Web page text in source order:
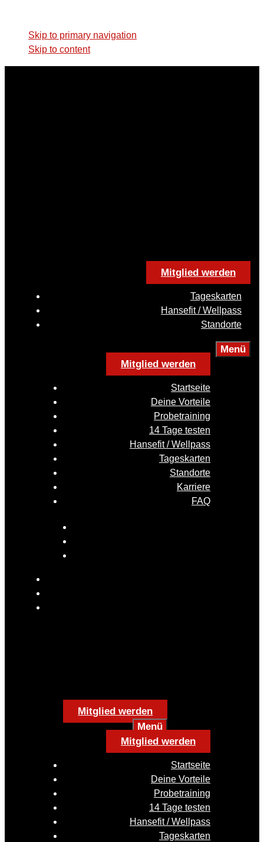
Skip to primary navigation
Skip to content
Mitglied werden
Tageskarten
Hansefit / Wellpass
Standorte
Menü
Mitglied werden
Startseite
Deine Vorteile
Probetraining
14 Tage testen
Hansefit / Wellpass
Tageskarten
Standorte
Karriere
FAQ
Mitglied werden
Menü
Mitglied werden
Startseite
Deine Vorteile
Probetraining
14 Tage testen
Hansefit / Wellpass
Tageskarten